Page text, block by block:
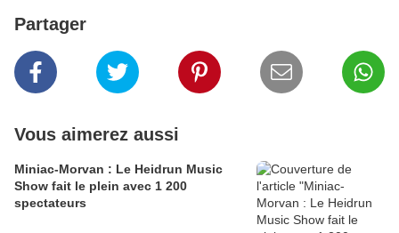
Partager
Vous aimerez aussi
Miniac-Morvan : Le Heidrun Music
Show fait le plein avec 1 200
spectateurs